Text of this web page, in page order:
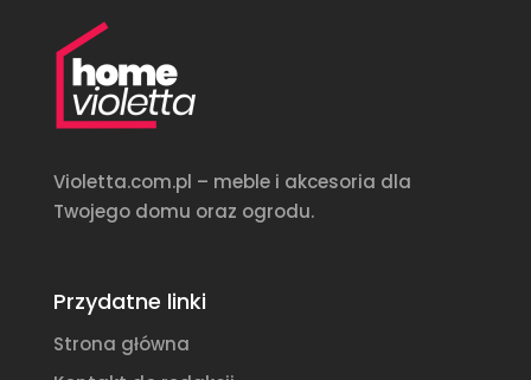
Violetta.com.pl – meble i akcesoria dla
Twojego domu oraz ogrodu.
Przydatne linki
Strona główna